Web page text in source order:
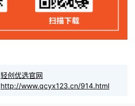
轻创优选官网
http://www.qcyx123.cn/914.html